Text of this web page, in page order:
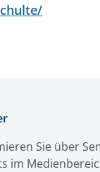
Sie über
im